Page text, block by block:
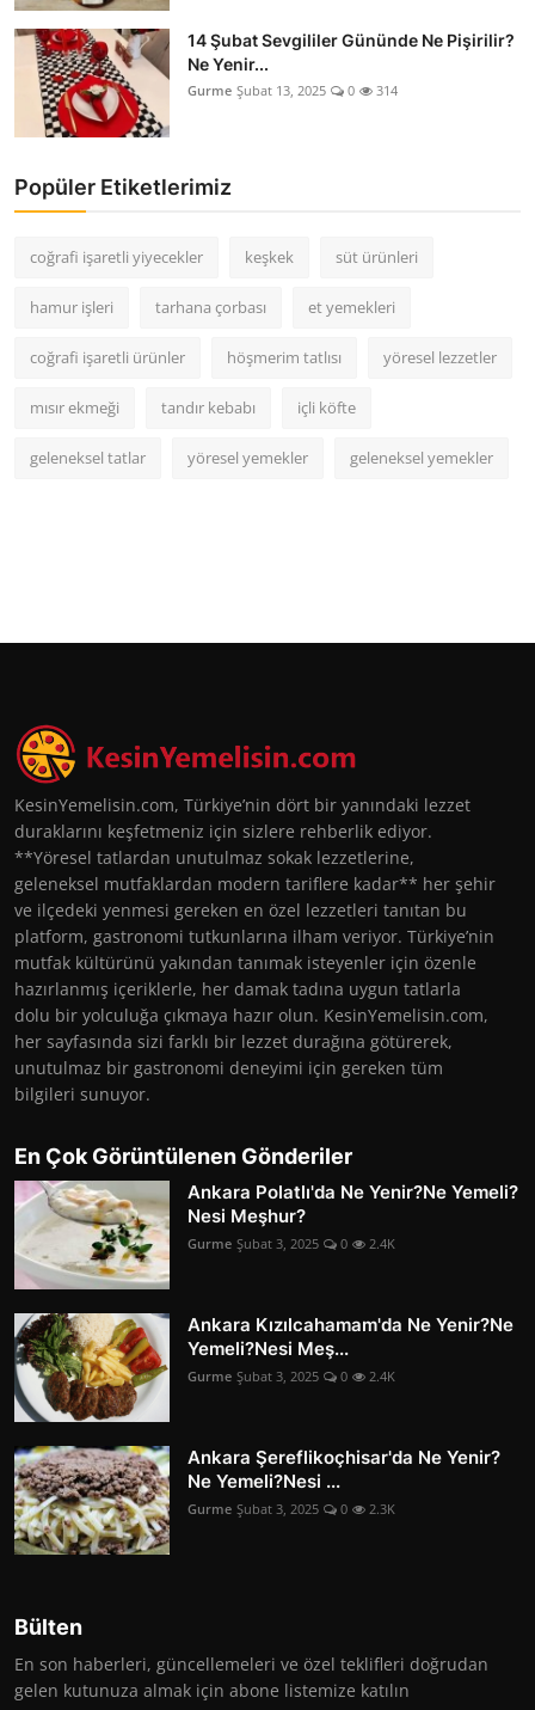
14 Şubat Sevgililer Gününde Ne Pişirilir?
Ne Yenir...
Gurme Şubat 13, 2025 0 314
Popüler Etiketlerimiz
coğrafi işaretli yiyecekler keşkek süt ürünleri
hamur işleri tarhana çorbası et yemekleri
coğrafi işaretli ürünler höşmerim tatlısı yöresel lezzetler
mısır ekmeği tandır kebabı içli köfte
geleneksel tatlar yöresel yemekler geleneksel yemekler
KesinYemelisin.com, Türkiye’nin dört bir yanındaki lezzet
duraklarını keşfetmeniz için sizlere rehberlik ediyor.
**Yöresel tatlardan unutulmaz sokak lezzetlerine,
geleneksel mutfaklardan modern tariflere kadar** her şehir
ve ilçedeki yenmesi gereken en özel lezzetleri tanıtan bu
platform, gastronomi tutkunlarına ilham veriyor. Türkiye’nin
mutfak kültürünü yakından tanımak isteyenler için özenle
hazırlanmış içeriklerle, her damak tadına uygun tatlarla
dolu bir yolculuğa çıkmaya hazır olun. KesinYemelisin.com,
her sayfasında sizi farklı bir lezzet durağına götürerek,
unutulmaz bir gastronomi deneyimi için gereken tüm
bilgileri sunuyor.
En Çok Görüntülenen Gönderiler
Ankara Polatlı'da Ne Yenir?Ne Yemeli?
Nesi Meşhur?
Gurme Şubat 3, 2025 0 2.4K
Ankara Kızılcahamam'da Ne Yenir?Ne
Yemeli?Nesi Meş...
Gurme Şubat 3, 2025 0 2.4K
Ankara Şereflikoçhisar'da Ne Yenir?
Ne Yemeli?Nesi ...
Gurme Şubat 3, 2025 0 2.3K
Bülten
En son haberleri, güncellemeleri ve özel teklifleri doğrudan
gelen kutunuza almak için abone listemize katılın